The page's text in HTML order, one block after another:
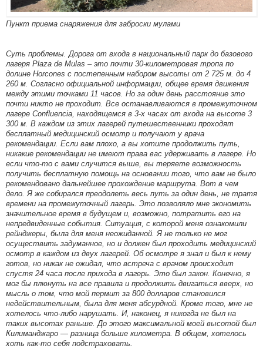
Пункт приема снаряжения для заброски мулами
Суть проблемы. Дорога от входа в национальный парк до базового
лагеря Plaza de Mulas – это почти 30-километровая тропа по
долине Horcones с постепенным набором высоты от 2 725 м. до 4
260 м. Согласно официальной информации, общее время движения
между этими точками 11 часов. Но за один день расстояние это
почти никто не проходит. Все останавливаются в промежуточном
лагере Confluencia, находящемся в 3-х часах от входа на высоте 3
300 м. В каждом из этих лагерей путешественники проходят
бесплатный медицинский осмотр и получают у врача
рекомендации. Если вам плохо, а вы хотите продолжить путь,
никакие рекомендации не имеют права вас удерживать в лагере. Но
если что-то с вами случится выше, вы теряете возможность
получить бесплатную помощь на основании того, что вам не было
рекомендовано дальнейшее прохождение маршрута. Вот в чем
дело. Я же собирался преодолеть весь путь за один день, не тратя
времени на промежуточный лагерь. Это позволяло мне экономить
значительное время в будущем и, возможно, потратить его на
непредвиденные события. Ситуация, с которой меня ознакомили
рейнджеры, была для меня неожиданной. Я не только не мог
осуществить задуманное, но и должен был проходить медицинский
осмотр в каждом из двух лагерей. Об осмотре я знал и был к нему
готов, но никак не ожидал, что встреча с врачом происходит
спустя 24 часа после прихода в лагерь. Это был закон. Конечно, я
мог бы плюнуть на все правила и продолжить двигаться вверх, но
мысль о том, что мой пермит за 800 долларов становился
недействительным, была для меня абсурдной. Кроме того, мне не
хотелось что-либо нарушать. И, наконец, я никогда не был на
таких высотах раньше. До этого максимальной моей высотой был
Килиманджаро — разница больше километра. В общем, хотелось
хоть как-то себя подстраховать.